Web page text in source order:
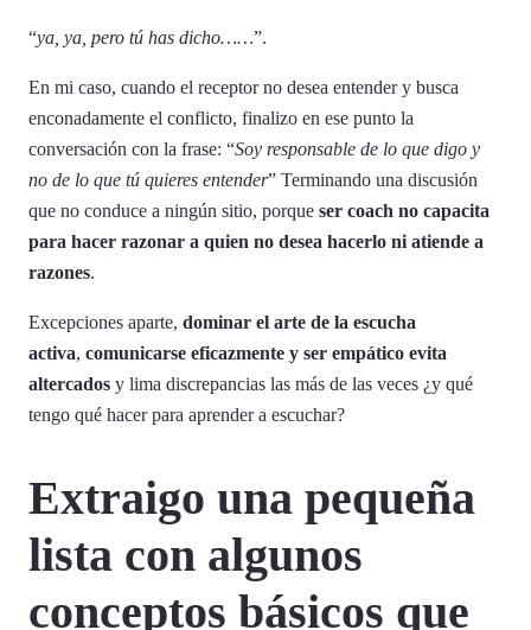
“ya, ya, pero tú has dicho……”.
En mi caso, cuando el receptor no desea entender y busca
enconadamente el conflicto, finalizo en ese punto la
conversación con la frase: “Soy responsable de lo que digo y
no de lo que tú quieres entender” Terminando una discusión
que no conduce a ningún sitio, porque ser coach no capacita
para hacer razonar a quien no desea hacerlo ni atiende a
razones.
Excepciones aparte, dominar el arte de la escucha
activa, comunicarse eficazmente y ser empático evita
altercados y lima discrepancias las más de las veces ¿y qué
tengo qué hacer para aprender a escuchar?
Extraigo una pequeña
lista con algunos
conceptos básicos que